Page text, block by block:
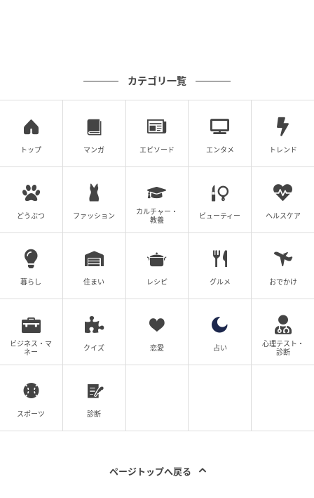
変か、身をもって知ったからです。
先生にも家庭がある
学校は、子どもたちを育てる場所です。
だからこそ、そこで働く先生自身も、自分の家庭や我
が子を大切にできる職場であってほしいと思います。
ずつ「長く残ることが美徳」という考え方は変わって
きています。
き、多くの業務がのしかかっていますし 、イレギュラ
ーな対応で残業に追われることもあります。
提にした働き方は、やはり続けてはいけないのだと思
カテゴリ一覧
トップ マンガ エピソード エンタメ トレンド
どうぶつ ファッション
カルチャー・
教養
ビューティー ヘルスケア
暮らし 住まい レシピ グルメ おでかけ
ビジネス・マ
ネー
クイズ 恋愛 占い
心理テスト・
診断
スポーツ 診断
ページトップへ戻る